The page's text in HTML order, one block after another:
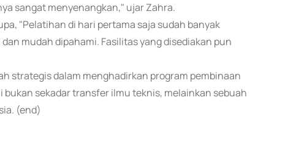
sangat menyenangkan," ujar Zahra.
"Pelatihan di hari pertama saja sudah banyak
mudah dipahami. Fasilitas yang disediakan pun
strategis dalam menghadirkan program pembinaan
sekadar transfer ilmu teknis, melainkan sebuah
(end)